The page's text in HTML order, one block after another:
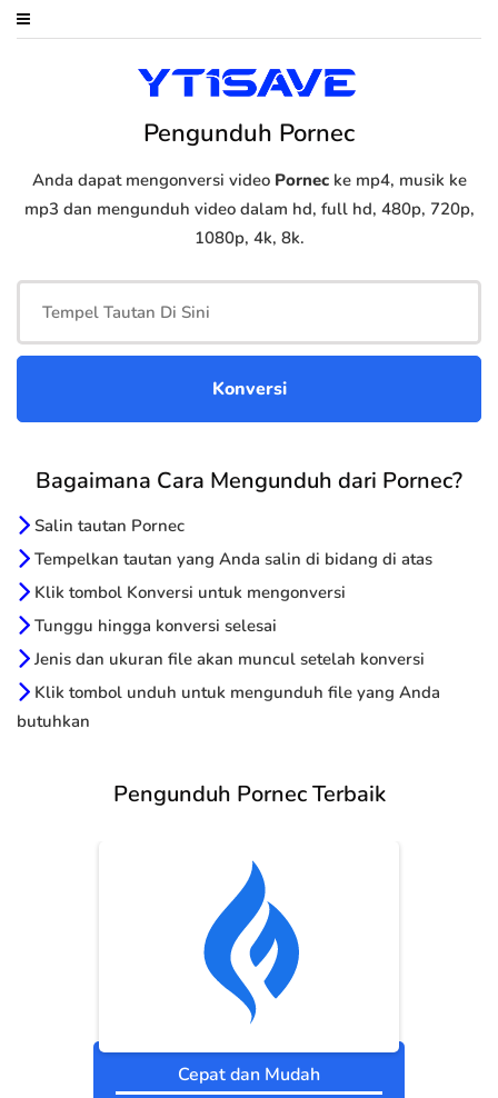
Pengunduh Pornec
Anda dapat mengonversi video Pornecke mp4, musik ke
mp3 dan mengunduh video dalam hd, full hd, 480p, 720p,
1080p, 4k, 8k.
Bagaimana Cara Mengunduh dari Pornec?
Salin tautan Pornec
Tempelkan tautan yang Anda salin di bidang di atas
Klik tombol Konversi untuk mengonversi
Tunggu hingga konversi selesai
Jenis dan ukuran file akan muncul setelah konversi
Klik tombol unduh untuk mengunduh file yang Anda
butuhkan
Pengunduh Pornec Terbaik
Cepat dan Mudah